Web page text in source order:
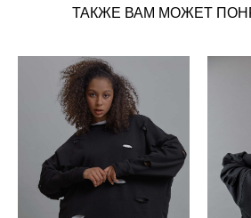
ТАКЖЕ ВАМ МОЖЕТ